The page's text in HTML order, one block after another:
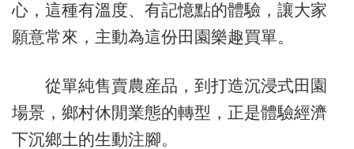
心，這種有溫度、有記憶點的體驗，讓大家
願意常來，主動為這份田園樂趣買單。
從單純售賣農産品，到打造沉浸式田園
場景，鄉村休閒業態的轉型，正是體驗經濟
下沉鄉土的生動注腳。